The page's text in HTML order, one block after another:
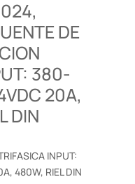
DE
380-
20A,
DIN
INPUT:
480W, RIEL DIN